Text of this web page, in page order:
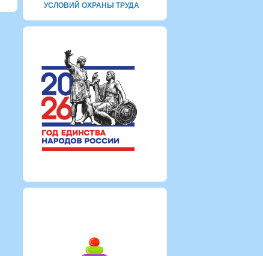
УСЛОВИЙ ОХРАНЫ ТРУДА